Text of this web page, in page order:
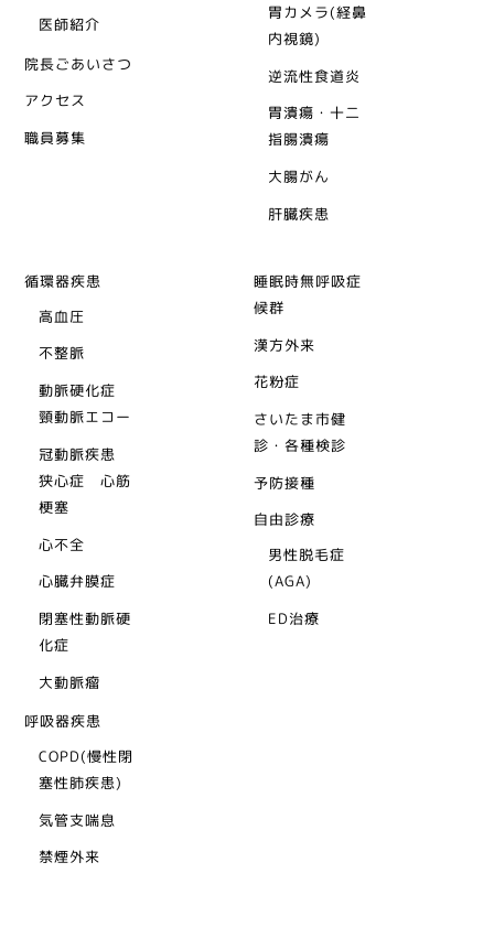
医師紹介
院長ごあいさつ
アクセス
職員募集
胃カメラ(経鼻
内視鏡)
逆流性食道炎
胃潰瘍・十二
指腸潰瘍
大腸がん
肝臓疾患
循環器疾患
高血圧
不整脈
動脈硬化症
頸動脈エコー
冠動脈疾患
狭心症 心筋
梗塞
心不全
心臓弁膜症
閉塞性動脈硬
化症
大動脈瘤
呼吸器疾患
COPD(慢性閉
塞性肺疾患)
気管支喘息
禁煙外来
睡眠時無呼吸症
候群
漢方外来
花粉症
さいたま市健
診・各種検診
予防接種
自由診療
男性脱毛症
(AGA)
ED治療